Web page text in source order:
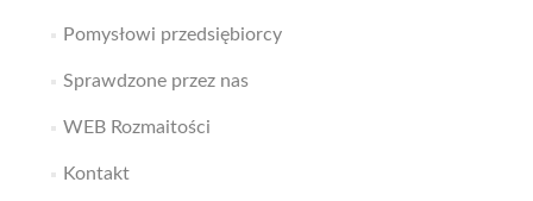
Pomysłowi przedsiębiorcy
Sprawdzone przez nas
WEB Rozmaitości
Kontakt